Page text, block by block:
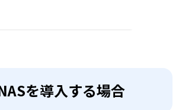
を導入する場合